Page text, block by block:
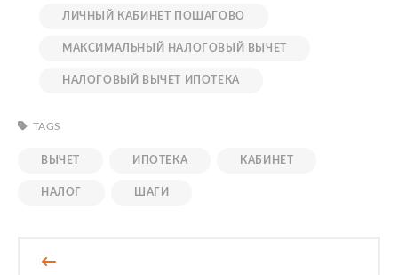
ЛИЧНЫЙ КАБИНЕТ ПОШАГОВО
МАКСИМАЛЬНЫЙ НАЛОГОВЫЙ ВЫЧЕТ
НАЛОГОВЫЙ ВЫЧЕТ ИПОТЕКА
TAGS
ВЫЧЕТ ИПОТЕКА КАБИНЕТ
НАЛОГ ШАГИ